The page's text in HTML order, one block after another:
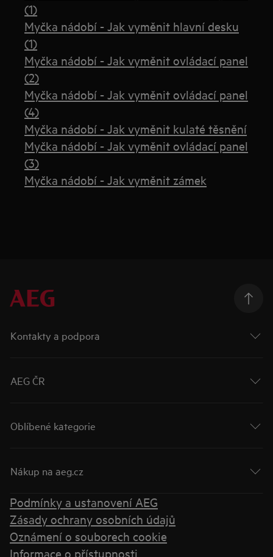
(1)
Myčka nádobí - Jak vyměnit hlavní desku
(1)
Myčka nádobí - Jak vyměnit ovládací panel
(2)
Myčka nádobí - Jak vyměnit ovládací panel
(4)
Myčka nádobí - Jak vyměnit kulaté těsnění
Myčka nádobí - Jak vyměnit ovládací panel
(3)
Myčka nádobí - Jak vyměnit zámek
Kontakty a podpora
AEG ČR
Oblíbené kategorie
Nákup na aeg.cz
Podmínky a ustanovení AEG
Zásady ochrany osobních údajů
Oznámení o souborech cookie
Informace o přístupnosti